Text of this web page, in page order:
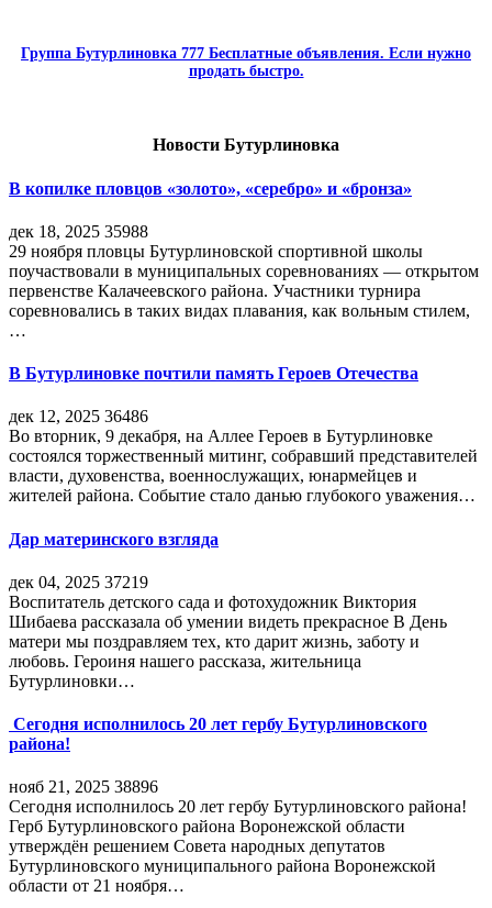
Группа Бутурлиновка 777 Бесплатные объявления. Если нужно
продать быстро.
Новости Бутурлиновка
В копилке пловцов «золото», «серебро» и «бронза»
дек 18, 2025 35988
29 ноября пловцы Бутурлиновской спортивной школы
поучаствовали в муниципальных соревнованиях — открытом
первенстве Калачеевского района. Участники турнира
соревновались в таких видах плавания, как вольным стилем,
…
В Бутурлиновке почтили память Героев Отечества
дек 12, 2025 36486
Во вторник, 9 декабря, на Аллее Героев в Бутурлиновке
состоялся торжественный митинг, собравший представителей
власти, духовенства, военнослужащих, юнармейцев и
жителей района. Событие стало данью глубокого уважения…
Дар материнского взгляда
дек 04, 2025 37219
Воспитатель детского сада и фотохудожник Виктория
Шибаева рассказала об умении видеть прекрасное В День
матери мы поздравляем тех, кто дарит жизнь, заботу и
любовь. Героиня нашего рассказа, жительница
Бутурлиновки…
Сегодня исполнилось 20 лет гербу Бутурлиновского
района!
нояб 21, 2025 38896
Сегодня исполнилось 20 лет гербу Бутурлиновского района!
Герб Бутурлиновского района Воронежской области
утверждён решением Совета народных депутатов
Бутурлиновского муниципального района Воронежской
области от 21 ноября…